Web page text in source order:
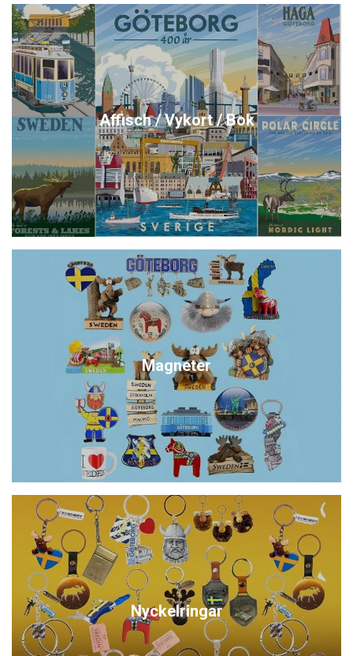
Affisch / Vykort / Bok
Magneter
Nyckelringar